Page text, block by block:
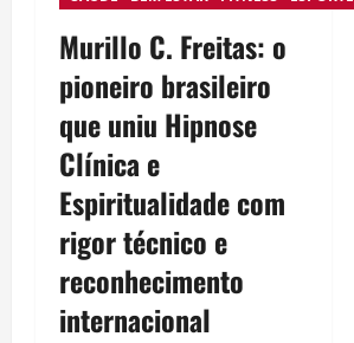
Murillo C. Freitas: o
pioneiro brasileiro
que uniu Hipnose
Clínica e
Espiritualidade com
rigor técnico e
reconhecimento
internacional